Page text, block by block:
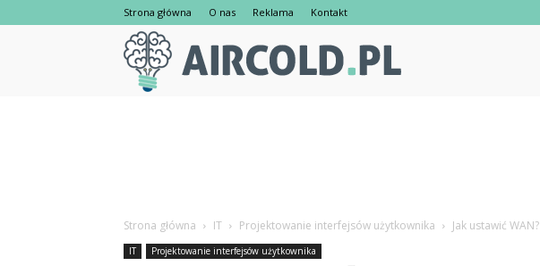
Strona główna O nas Reklama Kontakt
Strona główna IT Projektowanie interfejsów użytkownika Jak ustawić WAN?
IT Projektowanie interfejsów użytkownika